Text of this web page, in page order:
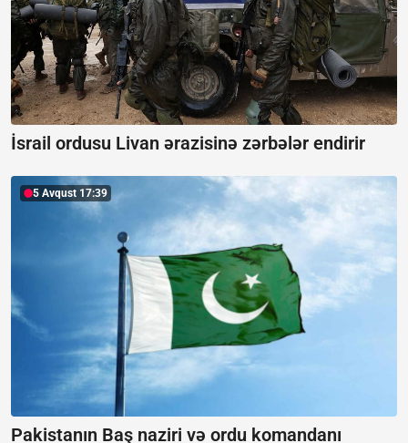
İsrail ordusu Livan ərazisinə zərbələr endirir
5 Avqust 17:39
Pakistanın Baş naziri və ordu komandanı